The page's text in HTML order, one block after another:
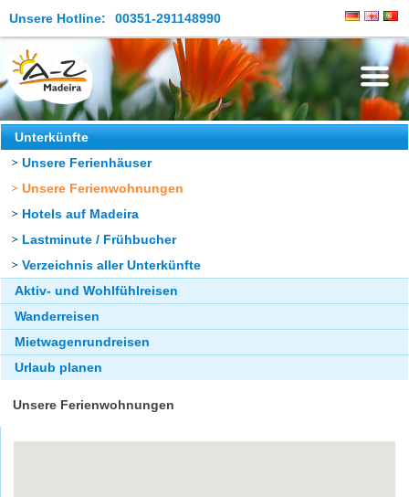
Unsere Hotline: 00351-291148990
Die Insel
Madeira Erleben
Aktuelles
Reiseangebote
Kontakt
Unterkünfte
Unsere Ferienhäuser
Unsere Ferienwohnungen
Hotels auf Madeira
Lastminute / Frühbucher
Verzeichnis aller Unterkünfte
Aktiv- und Wohlfühlreisen
Wanderreisen
Mietwagenrundreisen
Urlaub planen
Unsere Ferienwohnungen